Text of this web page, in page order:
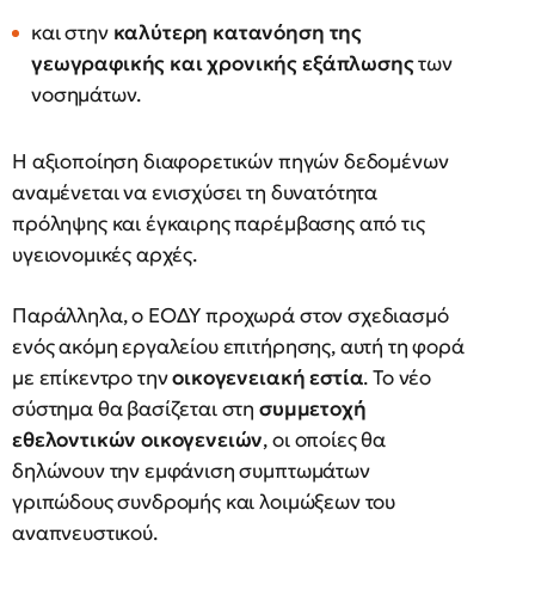
και στην καλύτερη κατανόηση της
γεωγραφικής και χρονικής εξάπλωσηςτων
νοσημάτων.
Η αξιοποίηση διαφορετικών πηγών δεδομένων
αναμένεται να ενισχύσει τη δυνατότητα
πρόληψης και έγκαιρης παρέμβασης από τις
υγειονομικές αρχές.
Παράλληλα, ο ΕΟΔΥ προχωρά στον σχεδιασμό
ενός ακόμη εργαλείου επιτήρησης, αυτή τη φορά
με επίκεντρο τηνοικογενειακή εστία. Το νέο
σύστημα θα βασίζεται στη συμμετοχή
εθελοντικών οικογενειών, οι οποίες θα
δηλώνουν την εμφάνιση συμπτωμάτων
γριπώδους συνδρομής και λοιμώξεων του
αναπνευστικού.